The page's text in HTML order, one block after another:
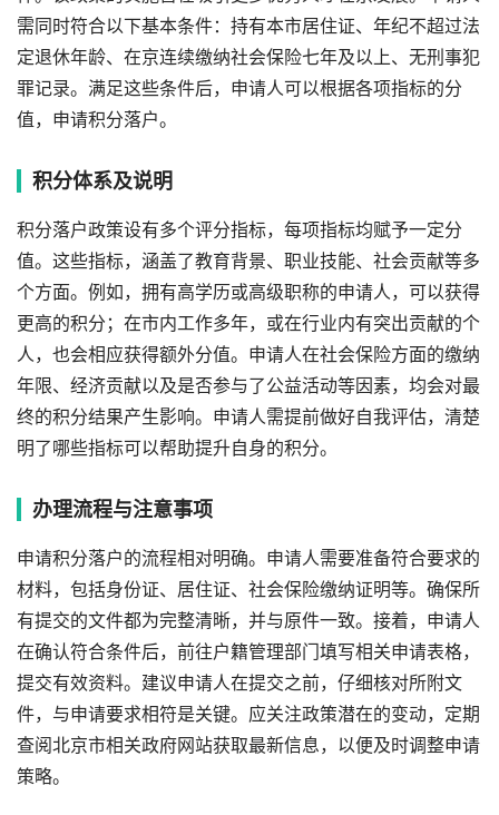
需同时符合以下基本条件：持有本市居住证、年纪不超过法
定退休年龄、在京连续缴纳社会保险七年及以上、无刑事犯
罪记录。满足这些条件后，申请人可以根据各项指标的分
值，申请积分落户。
积分体系及说明
积分落户政策设有多个评分指标，每项指标均赋予一定分
值。这些指标，涵盖了教育背景、职业技能、社会贡献等多
个方面。例如，拥有高学历或高级职称的申请人，可以获得
更高的积分；在市内工作多年，或在行业内有突出贡献的个
人，也会相应获得额外分值。申请人在社会保险方面的缴纳
年限、经济贡献以及是否参与了公益活动等因素，均会对最
终的积分结果产生影响。申请人需提前做好自我评估，清楚
明了哪些指标可以帮助提升自身的积分。
办理流程与注意事项
申请积分落户的流程相对明确。申请人需要准备符合要求的
材料，包括身份证、居住证、社会保险缴纳证明等。确保所
有提交的文件都为完整清晰，并与原件一致。接着，申请人
在确认符合条件后，前往户籍管理部门填写相关申请表格，
提交有效资料。建议申请人在提交之前，仔细核对所附文
件，与申请要求相符是关键。应关注政策潜在的变动，定期
查阅北京市相关政府网站获取最新信息，以便及时调整申请
策略。